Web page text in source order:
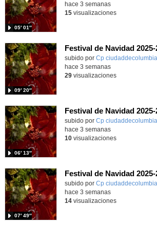
05′ 01″
hace 3 semanas
15visualizaciones
subido por Cp
09′ 20″
hace 3 semanas
29visualizaciones
subido por Cp
06′ 13″
hace 3 semanas
10visualizaciones
subido por Cp
07′ 49″
hace 3 semanas
14visualizaciones